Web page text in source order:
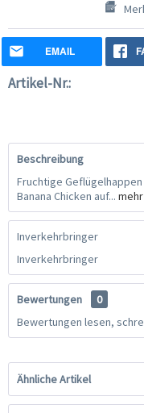
EMAIL
Artikel-Nr.:
Beschreibung
Fruchtige
Banana Chicken auf... mehr
Inverkehrbringer
Inverkehrbringer
Bewertungen
0
Bewertungen lesen,
Ähnliche Artikel